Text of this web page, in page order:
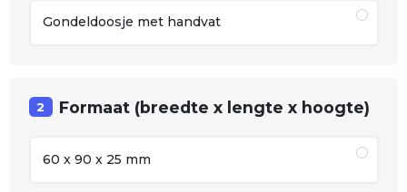
Gondeldoosje met handvat
2 Formaat (breedte x lengte x hoogte)
60 x 90 x 25 mm